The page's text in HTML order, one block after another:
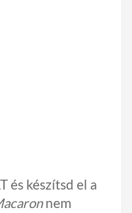
és készítsd el a
nem